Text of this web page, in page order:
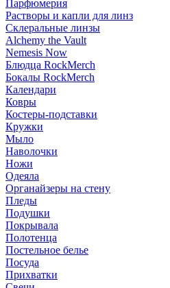
Парфюмерия
Растворы и капли для линз
Склеральные линзы
Alchemy the Vault
Nemesis Now
Блюдца RockMerch
Бокалы RockMerch
Календари
Ковры
Костеры-подставки
Кружки
Мыло
Наволочки
Ножи
Одеяла
Органайзеры на стену
Пледы
Подушки
Покрывала
Полотенца
Постельное белье
Посуда
Прихватки